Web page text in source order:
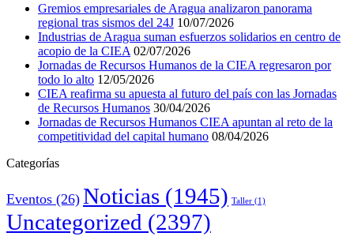
Gremios empresariales de Aragua analizaron panorama
regional tras sismos del 24J 10/07/2026
Industrias de Aragua suman esfuerzos solidarios en centro de
acopio de la CIEA 02/07/2026
Jornadas de Recursos Humanos de la CIEA regresaron por
todo lo alto 12/05/2026
CIEA reafirma su apuesta al futuro del país con las Jornadas
de Recursos Humanos 30/04/2026
Jornadas de Recursos Humanos CIEA apuntan al reto de la
competitividad del capital humano 08/04/2026
Categorías
Eventos (26) Noticias (1945) Taller (1)
Uncategorized (2397)